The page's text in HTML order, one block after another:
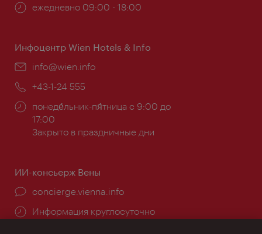
Часы
ежедневно 09:00 - 18:00
Инфоцентр Wien Hotels & Info
Эл.
info@wien.info
Телефон:
+43-1-24 555
Часы
работы:
понеде́льник-пя́тница с 9:00 до
17:00
Закрыто в праздничные дни
ИИ-консьерж Вены
concierge.vienna.info
Информация круглосуточно